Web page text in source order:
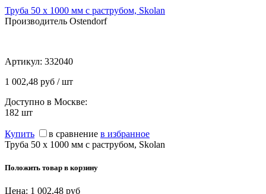
Труба 50 х 1000 мм с раструбом, Skolan
Производитель Ostendorf
Артикул: 332040
1 002,48 руб / шт
Доступно в Москве:
182 шт
Купить в сравнение в избранное
Труба 50 х 1000 мм с раструбом, Skolan
Положить товар в корзину
Цена: 1 002,48 руб